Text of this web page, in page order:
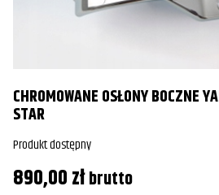
CHROMOWANE OSŁONY BOCZNE
STAR
Produkt dostępny
890,00złbrutto